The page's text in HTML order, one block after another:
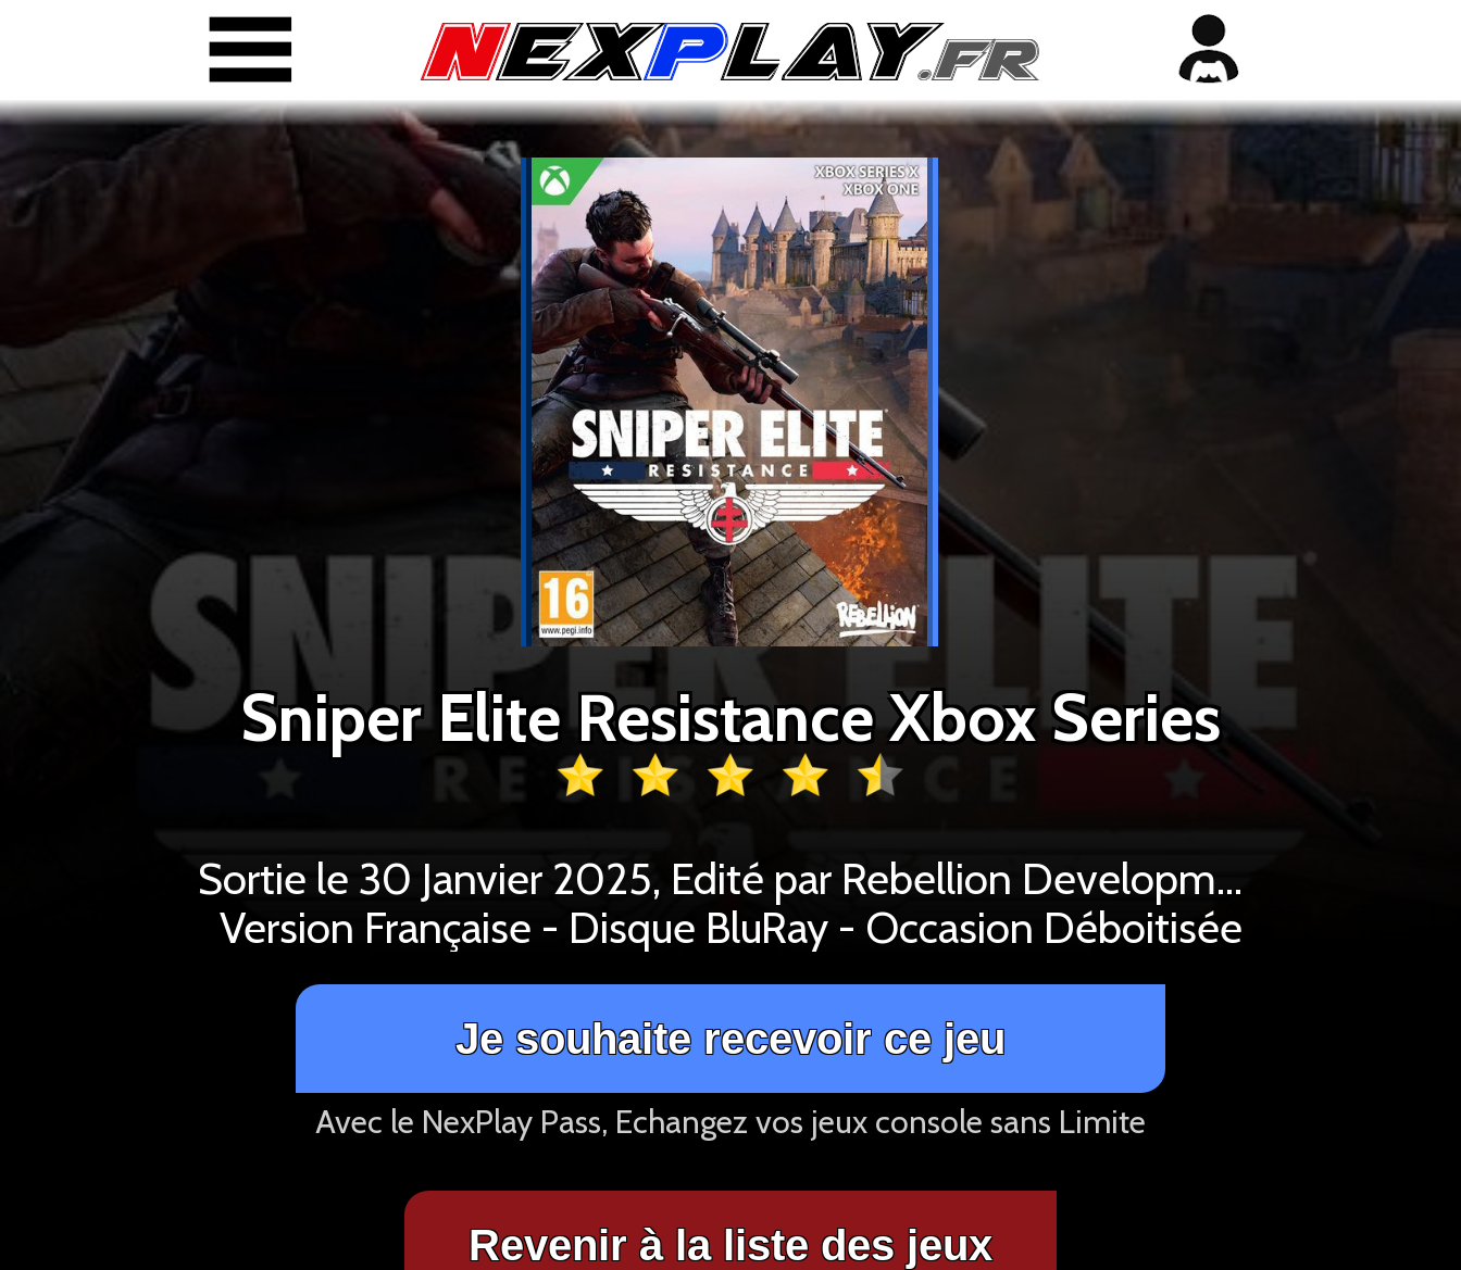
Sniper Elite Resistance Xbox Series
Sortie le 30 Janvier 2025, Edité par Rebellion Developments
Version Française - Disque BluRay - Occasion Déboitisée
Je souhaite recevoir ce jeu
Avec le NexPlay Pass, Echangez vos jeux console sans Limite
Revenir à la liste des jeux